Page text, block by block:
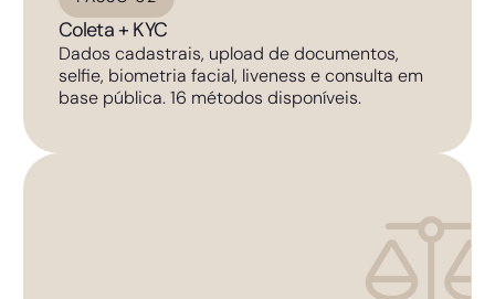
Coleta + KYC
Dados cadastrais, upload de documentos,
selfie, biometria facial, liveness e consulta em
base pública. 16 métodos disponíveis.